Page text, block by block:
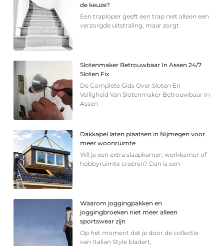
de keuze?
Een traploper geeft een trap niet alleen een
verzorgde uitstraling, maar zorgt
Slotenmaker Betrouwbaar In Assen 24/7
Sloten Fix
De Complete Gids Over Sloten En
Veiligheid Van Slotenmaker Betrouwbaar In
Assen
Dakkapel laten plaatsen in Nijmegen voor
meer woonruimte
Wil je een extra slaapkamer, werkkamer of
hobbyruimte creëren? Dan is een
Waarom joggingpakken en
joggingbroeken niet meer alleen
sportswear zijn
Op het moment dat je door de collectie
van Italian Style bladert,